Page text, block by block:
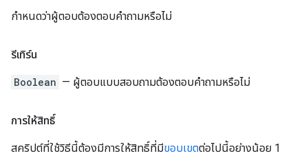
กำหนดว่าผู้ตอบต้องตอบคำถามหรือไม่
รีเทิร์น
Boolean — ผู้ตอบแบบสอบถามต้องตอบคำถามหรือไม่
การให้สิทธิ์
สคริปต์ที่ใช้วิธีนี้ต้องมีการให้สิทธิ์ที่มีขอบเขตต่อไปนี้อย่างน้อย 1